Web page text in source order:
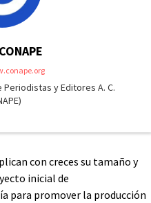
y Editores A. C.
con creces su tamaño y
inicial de
para promover la producción